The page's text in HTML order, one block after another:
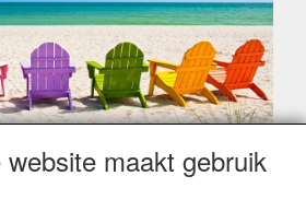
naast een hoop
maakt gebruik